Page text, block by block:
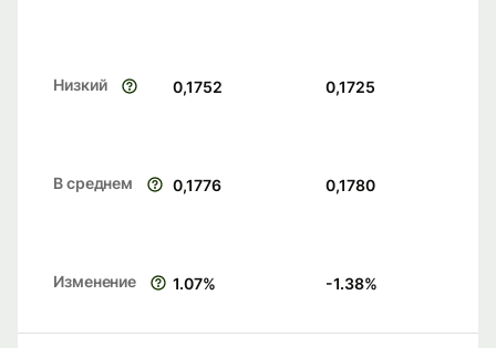
Низкий 0,1752 0,1725
В среднем 0,1776 0,1780
Изменение 1.07% -1.38%